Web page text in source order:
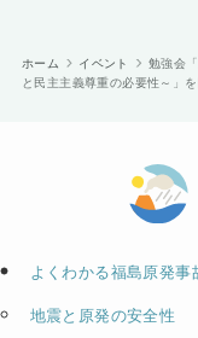
ホーム イベント
勉強会
と民主主義尊重の必要性～」
よくわかる福島原発事
地震と原発の安全性